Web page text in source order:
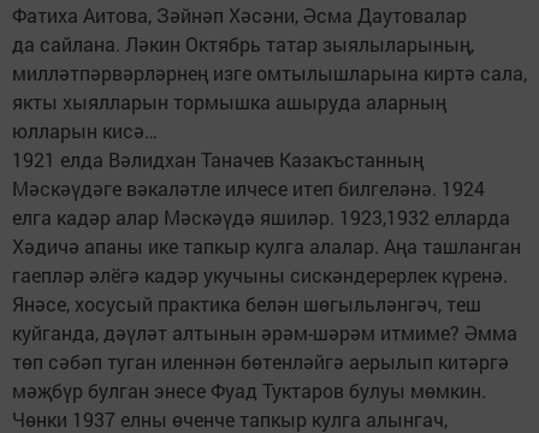
Фатиха Аитова, Зәйнәп Хәсәни, Әсма Даутовалар
да сайлана. Ләкин Октябрь татар зыялыларының,
милләтпәрвәрләрнең изге омтылышларына киртә сала,
якты хыялларын тормышка ашыруда аларның
юлларын кисә…
1921 елда Вәлидхан Таначев Казакъ­станның
Мәскәүдәге вәкаләтле илчесе итеп билгеләнә. 1924
елга кадәр алар Мәскәүдә яшиләр. 1923,1932 елларда
Хәдичә апаны ике тапкыр кулга алалар. Аңа ташланган
гаепләр әлёгә кадәр укучыны сискәндерерлек күренә.
Янәсе, хосусый практика белән шөгыльләнгәч, теш
куйганда, дәүләт алтынын әрәм-шәрәм итмиме? Әмма
төп сәбәп туган иленнән бөтенләйгә аерылып китәргә
мәҗбүр булган энесе Фуад Туктаров булуы мөмкин.
Чөнки 1937 елны өченче тапкыр кулга алынгач,